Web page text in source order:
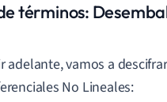
términos:
adelante, vamos a
No Lineales: